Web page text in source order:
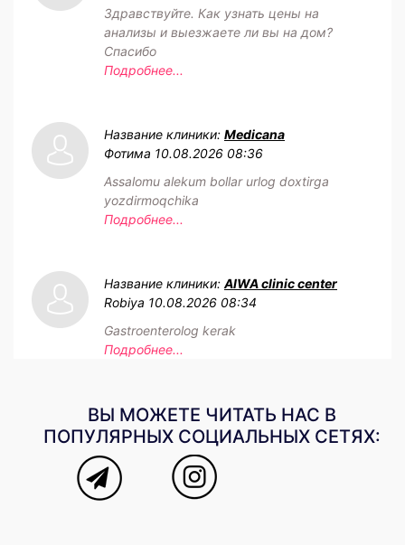
Здравствуйте. Как узнать цены на
анализы и выезжаете ли вы на дом?
Спасибо
Подробнее...
Название клиники: Medicana
Фотима 10.08.2026 08:36
Assalomu alekum bollar urlog doxtirga
yozdirmoqchika
Подробнее...
Название клиники: AIWA clinic center
Robiya 10.08.2026 08:34
Gastroenterolog kerak
Подробнее...
ВЫ МОЖЕТЕ ЧИТАТЬ НАС В
ПОПУЛЯРНЫХ СОЦИАЛЬНЫХ СЕТЯХ: